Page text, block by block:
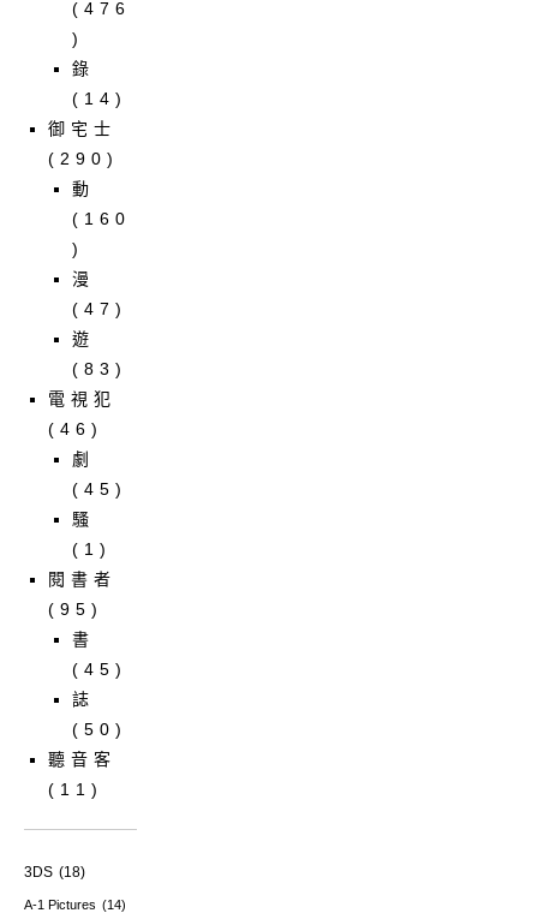
(476
)
錄
(14)
御宅士
(290)
動
(160
)
漫
(47)
遊
(83)
電視犯
(46)
劇
(45)
騷
(1)
閱書者
(95)
書
(45)
誌
(50)
聽音客
(11)
3DS (18)
A-1 Pictures (14)